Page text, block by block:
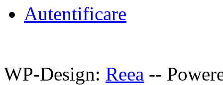
Autentificare
WP-Design: Reea --